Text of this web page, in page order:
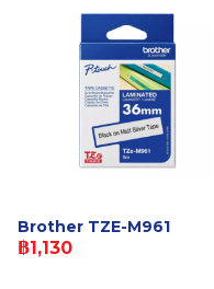
Brother TZE-M961
฿1,130